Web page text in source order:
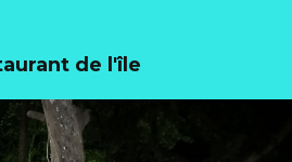
de l'île